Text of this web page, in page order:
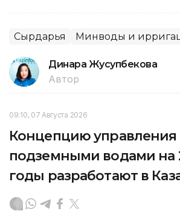
Сырдарья Минводы и
Динара Жусупбекова
Автор
09:10, 07 Августа 2026
Концепцию управления
подземными водами на
годы разработают в